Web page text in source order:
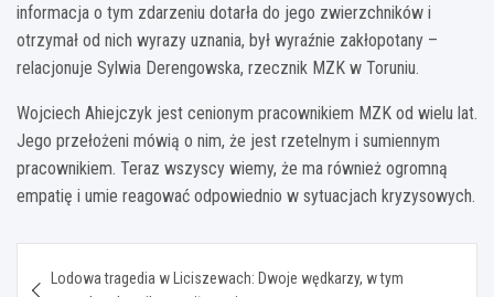
informacja o tym zdarzeniu dotarła do jego zwierzchników i
otrzymał od nich wyrazy uznania, był wyraźnie zakłopotany –
relacjonuje Sylwia Derengowska, rzecznik MZK w Toruniu.
Wojciech Ahiejczyk jest cenionym pracownikiem MZK od wielu lat.
Jego przełożeni mówią o nim, że jest rzetelnym i sumiennym
pracownikiem. Teraz wszyscy wiemy, że ma również ogromną
empatię i umie reagować odpowiednio w sytuacjach kryzysowych.
Lodowa tragedia w Liciszewach: Dwoje wędkarzy, w tym